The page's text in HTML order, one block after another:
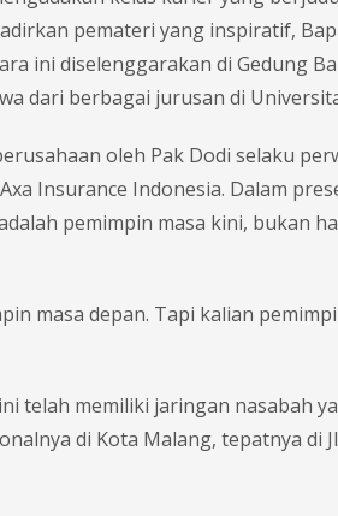
pemateri yang inspiratif,
ini diselenggarakan di Gedung
dari berbagai jurusan di
oleh Pak Dodi selaku
Insurance Indonesia. Dalam
pemimpin masa kini, bukan
masa depan. Tapi kalian
telah memiliki jaringan nasabah
di Kota Malang, tepatnya di